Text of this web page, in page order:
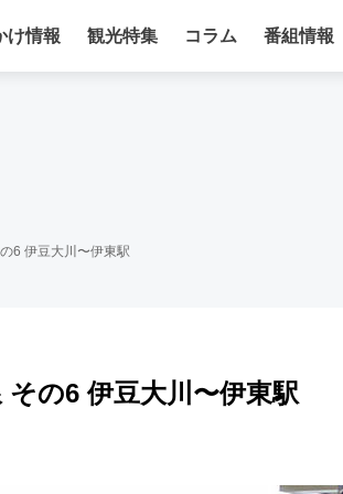
け情報 観光特集 コラム 番組情報
6 伊豆大川〜伊東駅
の6 伊豆大川〜伊東駅